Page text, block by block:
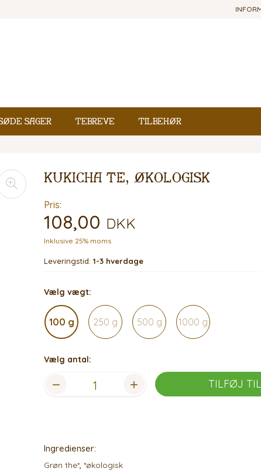
sager Tebreve Tilbehør
Kukicha Te, Økologisk
Pris:
108,00 DKK
Inklusive 25% moms
Leveringstid: 1-3 hverdage
Vælg vægt:
100 g 250 g 500 g 1000 g
Vælg antal:
TILFØJ
Ingredienser:
Grøn the*, *økologisk